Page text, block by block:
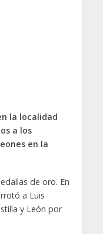
la localidad
a los
en la
de oro. En
a Luis
y León por